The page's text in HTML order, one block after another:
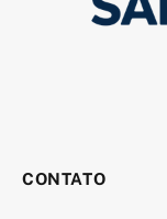
CONTATO